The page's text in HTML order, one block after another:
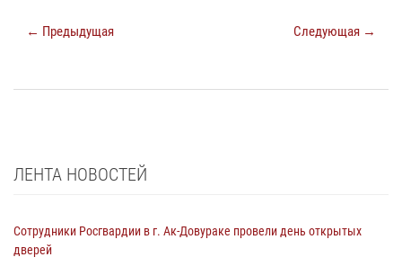
← Предыдущая Следующая →
ЛЕНТА НОВОСТЕЙ
Сотрудники Росгвардии в г. Ак-Довураке провели день открытых
дверей